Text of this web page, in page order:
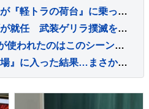
母犬と赤ちゃんワンコが『軽トラの荷台』に乗った結果→通ったら二度見する『尊すぎる警備』が217万再生「可愛いの渋滞」「たまらない景色」
コロンビアで新大統領が就任 武装ゲリラ撲滅を誓う
「VIVANT」で生成AIが使われたのはこのシーンだ！～TBSドラマ初の本格利用～【調査情報デジタル】
子猫が初めて『お風呂場』に入った結果…まさかの『可愛すぎる展開』が45万再生「兄猫たちがたまらんｗ」「見守り隊が増えて笑った」